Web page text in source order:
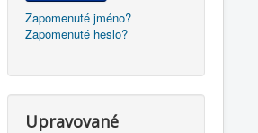
Zapomenuté jméno?
Zapomenuté heslo?
Upravované